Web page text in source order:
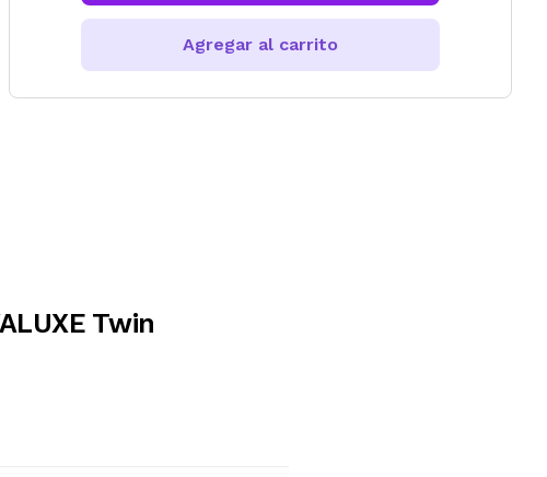
Agregar al carrito
Twin